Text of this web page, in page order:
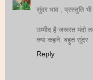
सुंदर भाव , प्रस्तुति
उम्मीद है जरूरत मंदो
क्या कहने, बहुत सुंदर
Reply